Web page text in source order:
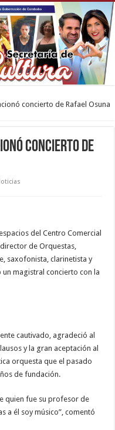
concierto de Rafael Osuna
concierto de
del Centro Comercial
de Orquestas,
saxofonista, clarinetista y
magistral concierto con la
cautivado, agradeció al
y la gran aceptación al
orquesta que el pasado
de fundación.
quien fue su profesor de
a él soy músico”, comentó